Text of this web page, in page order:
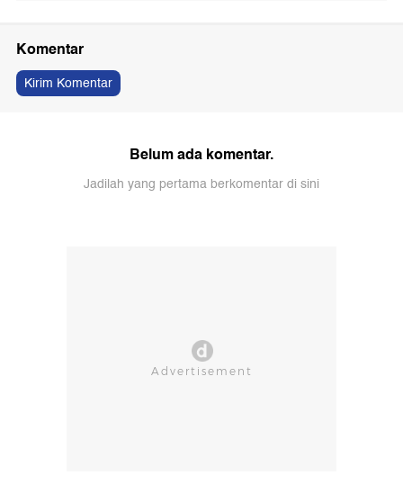
Komentar
Kirim Komentar
Belum ada komentar.
Jadilah yang pertama berkomentar di sini